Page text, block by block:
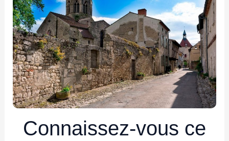
Connaissez-vous ce